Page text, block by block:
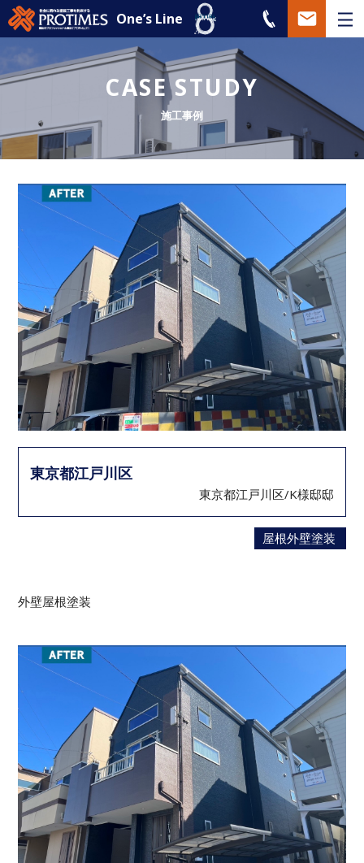
One’s Line
CASE STUDY
施工事例
東京都江戸川区
東京都江戸川区/K様邸邸
屋根外壁塗装
外壁屋根塗装